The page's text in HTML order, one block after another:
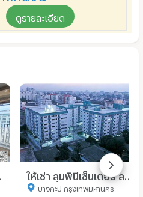
ดูรายละเอียด
บางกะปิ กรุงเทพมหานคร